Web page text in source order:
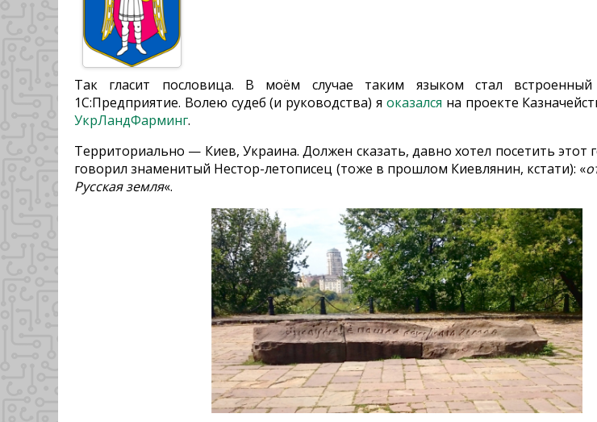
Так гласит пословица. В моём случае таким языком стал
1С:Предприятие. Волею судеб (и руководства) я оказался на проекте
УкрЛандФарминг.
Территориально — Киев, Украина. Должен сказать, давно хотел посетить этот
говорил знаменитый Нестор-летописец (тоже в прошлом Киевлянин, кстати): «
Русская земля«.